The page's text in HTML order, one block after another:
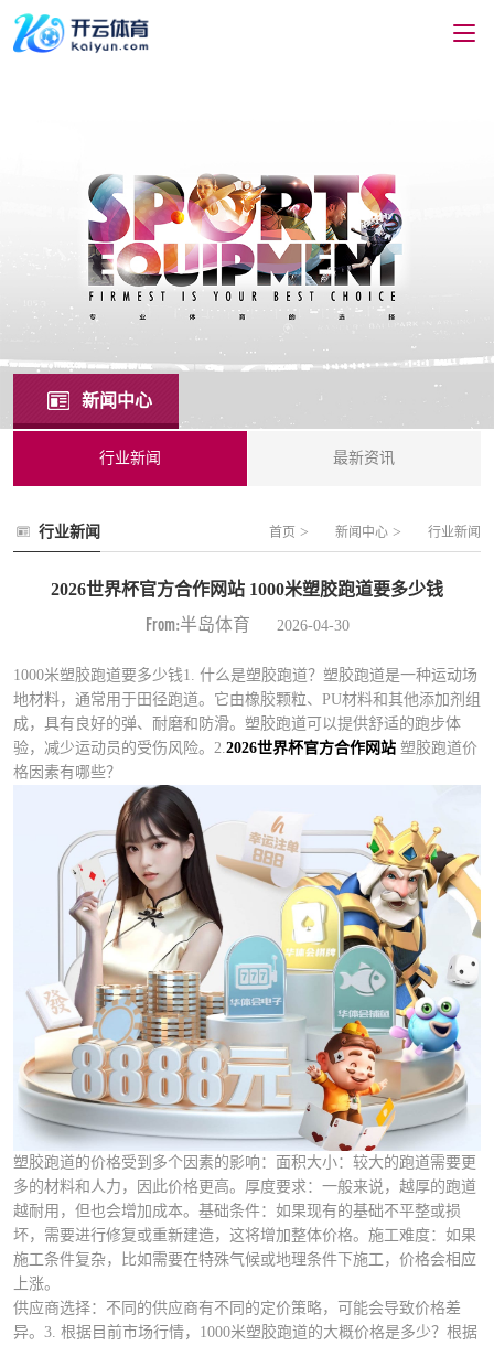
新闻中心
行业新闻 最新资讯
行业新闻 首页 > 新闻中心 > 行业新闻
2026世界杯官方合作网站 1000米塑胶跑道要多少钱
From:半岛体育 2026-04-30
1000米塑胶跑道要多少钱1. 什么是塑胶跑道？塑胶跑道是一种运动场
地材料，通常用于田径跑道。它由橡胶颗粒、PU材料和其他添加剂组
成，具有良好的弹、耐磨和防滑。塑胶跑道可以提供舒适的跑步体
验，减少运动员的受伤风险。2. 2026世界杯官方合作网站 塑胶跑道价
格因素有哪些？
塑胶跑道的价格受到多个因素的影响：面积大小：较大的跑道需要更
多的材料和人力，因此价格更高。厚度要求：一般来说，越厚的跑道
越耐用，但也会增加成本。基础条件：如果现有的基础不平整或损
坏，需要进行修复或重新建造，这将增加整体价格。施工难度：如果
施工条件复杂，比如需要在特殊气候或地理条件下施工，价格会相应
上涨。
供应商选择：不同的供应商有不同的定价策略，可能会导致价格差
异。3. 根据目前市场行情，1000米塑胶跑道的大概价格是多少？根据